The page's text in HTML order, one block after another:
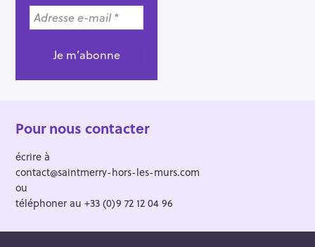
Pour nous contacter
écrire à
contact@saintmerry-hors-les-murs.com
ou
téléphoner au +33 (0)9 72 12 04 96